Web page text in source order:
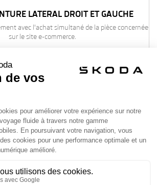
LATÉRAL DROIT ET GAUCHE
avec l'achat simultané de la pièce concernée
sur le site e-commerce.
€
 Détails